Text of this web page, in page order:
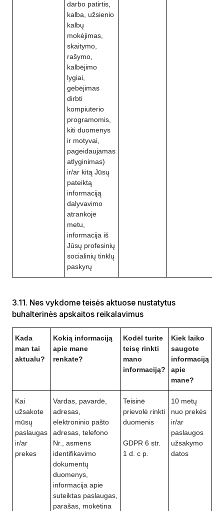
darbo patirtis,
kalba, užsienio
kalbų
mokėjimas,
skaitymo,
rašymo,
kalbėjimo
lygiai,
gebėjimas
dirbti
kompiuterio
programomis,
kiti duomenys
ir motyvai,
pageidaujamas
atlyginimas)
ir/ar kitą Jūsų
pateiktą
informaciją
dalyvavimo
atrankoje
metu,
informacija iš
Jūsų profesinių
socialinių tinklų
paskyrų
3.11. Nes vykdome teisės aktuose nustatytus
buhalterinės apskaitos reikalavimus
Kada
man tai
aktualu?
Kokią informaciją
apie mane
renkate?
Kodėl turite
teisę rinkti
mano
informaciją?
Kiek laiko
saugote
informaciją
apie
mane?
Kai
užsakote
mūsų
paslaugas
ir/ar
prekes
Vardas, pavardė,
adresas,
elektroninio pašto
adresas, telefono
Nr., asmens
identifikavimo
dokumentų
duomenys,
informacija apie
suteiktas paslaugas,
parašas, mokėtina
Teisinė
prievolė rinkti
duomenis
GDPR 6 str.
1 d. c p.
10 metų
nuo prekės
ir/ar
paslaugos
užsakymo
datos